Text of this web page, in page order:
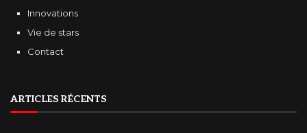
Innovations
Vie de stars
Contact
ARTICLES RÉCENTS